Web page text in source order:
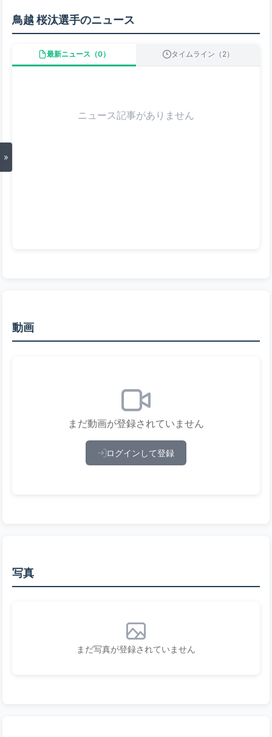
»
鳥越 桜汰選手のニュース
最新ニュース（0） タイムライン（2）
ニュース記事がありません
動画
まだ動画が登録されていません
ログインして登録
写真
まだ写真が登録されていません